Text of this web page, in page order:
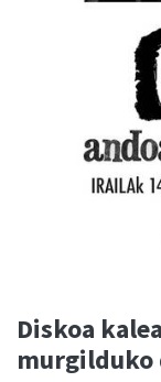
Diskoa
murgilduko